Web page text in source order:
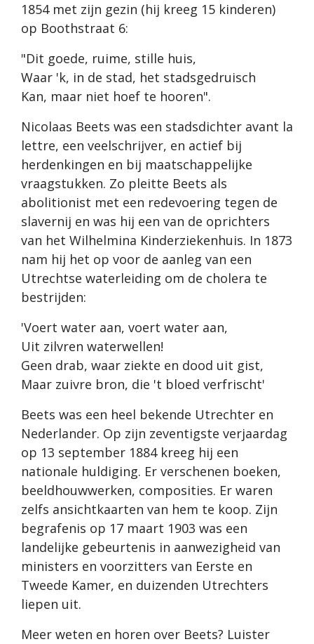
1854 met zijn gezin (hij kreeg 15 kinderen)
op Boothstraat 6:
"Dit goede, ruime, stille huis,
Waar 'k, in de stad, het stadsgedruisch
Kan, maar niet hoef te hooren".
Nicolaas Beets was een stadsdichter avant la
lettre, een veelschrijver, en actief bij
herdenkingen en bij maatschappelijke
vraagstukken. Zo pleitte Beets als
abolitionist met een redevoering tegen de
slavernij en was hij een van de oprichters
van het Wilhelmina Kinderziekenhuis. In 1873
nam hij het op voor de aanleg van een
Utrechtse waterleiding om de cholera te
bestrijden:
'Voert water aan, voert water aan,
Uit zilvren waterwellen!
Geen drab, waar ziekte en dood uit gist,
Maar zuivre bron, die 't bloed verfrischt'
Beets was een heel bekende Utrechter en
Nederlander. Op zijn zeventigste verjaardag
op 13 september 1884 kreeg hij een
nationale huldiging. Er verschenen boeken,
beeldhouwwerken, composities. Er waren
zelfs ansichtkaarten van hem te koop. Zijn
begrafenis op 17 maart 1903 was een
landelijke gebeurtenis in aanwezigheid van
ministers en voorzitters van Eerste en
Tweede Kamer, en duizenden Utrechters
liepen uit.
Meer weten en horen over Beets? Luister